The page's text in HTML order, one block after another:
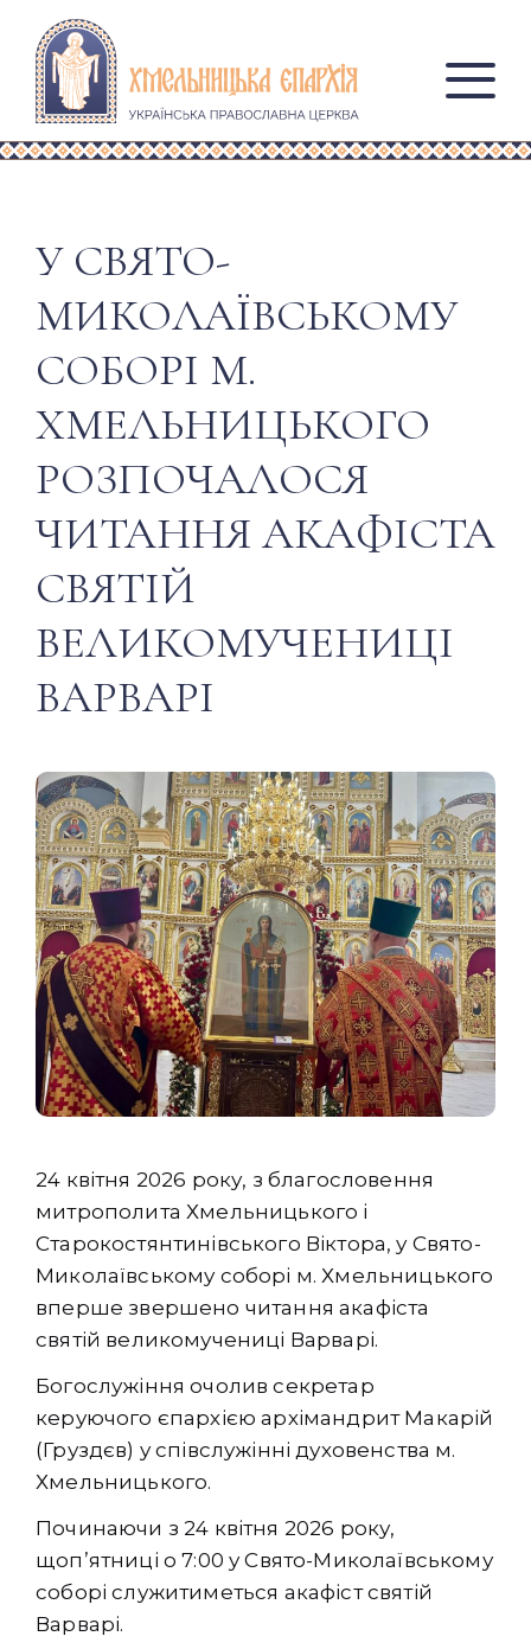
У СВЯТО-
МИКОЛАЇВСЬКОМУ
СОБОРІ М.
ХМЕЛЬНИЦЬКОГО
РОЗПОЧАЛОСЯ
ЧИТАННЯ АКАФІСТА
СВЯТІЙ
ВЕЛИКОМУЧЕНИЦІ
ВАРВАРІ
24 квітня 2026 року, з благословення
митрополита Хмельницького і
Старокостянтинівського Віктора, у Свято-
Миколаївському соборі м. Хмельницького
вперше звершено читання акафіста
святій великомучениці Варварі.
Богослужіння очолив секретар
керуючого єпархією архімандрит Макарій
(Груздєв) у співслужінні духовенства м.
Хмельницького.
Починаючи з 24 квітня 2026 року,
щоп’ятниці о 7:00 у Свято-Миколаївському
соборі служитиметься акафіст святій
Варварі.